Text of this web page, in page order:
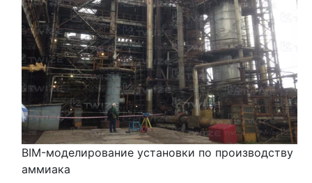
BIM-моделирование установки по производству
аммиака